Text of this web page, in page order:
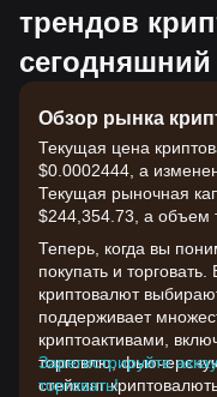
трендов
сегодняшний
Обзор рынка
Текущая цена
$0.0002444, а
Текущая рыночная
$244,354.73, а объем
Теперь, когда вы
покупать и
криптовалют
поддерживает
криптоактивами,
торговлю,
стейкинг
Зарегистрируйте
торговать!